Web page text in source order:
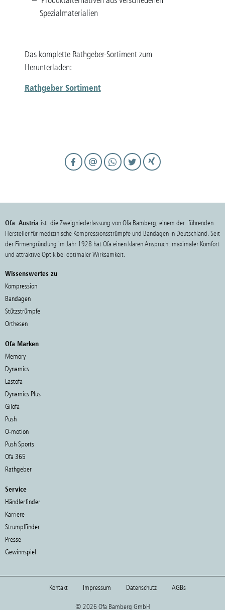
Spezialmaterialien
Das komplette Rathgeber-Sortiment zum
Herunterladen:
Rathgeber Sortiment
Ofa Austria ist die Zweigniederlassung von Ofa Bamberg, einem der führenden
Hersteller für medizinische Kompressionsstrümpfe und Bandagen in Deutschland. Seit
der Firmengründung im Jahr 1928 hat Ofa einen klaren Anspruch: maximaler Komfort
und attraktive Optik bei optimaler Wirksamkeit.
Wissenswertes zu
Kompression
Bandagen
Stützstrümpfe
Orthesen
Ofa Marken
Memory
Dynamics
Lastofa
Dynamics Plus
Gilofa
Push
O-motion
Push Sports
Ofa 365
Rathgeber
Service
Händlerfinder
Karriere
Strumpffinder
Presse
Gewinnspiel
Kontakt Impressum Datenschutz AGBs
© 2026 Ofa Bamberg GmbH